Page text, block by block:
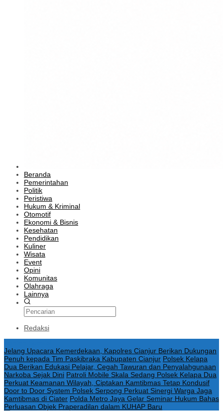
Beranda
Pemerintahan
Politik
Peristiwa
Hukum & Kriminal
Otomotif
Ekonomi & Bisnis
Kesehatan
Pendidikan
Kuliner
Wisata
Event
Opini
Komunitas
Olahraga
Lainnya
Redaksi
Jelang Upacara Kemerdekaan, Kapolres Cianjur Berikan Dukungan
Penuh kepada Tim Paskibraka Kabupaten Cianjur Polsek Kelapa
Dua Berikan Edukasi Pelajar, Cegah Tawuran dan Penyalahgunaan
Narkoba Sejak Dini Patroli Mobile Skala Sedang Polsek Kelapa Dua
Perkuat Keamanan Wilayah, Ciptakan Kamtibmas Tetap Kondusif
Door to Door System Polsek Serpong Perkuat Sinergi Warga Jaga
Kamtibmas di Ciater Polda Metro Jaya Gelar Seminar Hukum Bahas
Perluasan Objek Praperadilan dalam KUHAP Baru